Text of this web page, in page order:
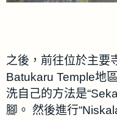
之後，前往位於主要
Batukaru Temple地
洗自己的方法是
腳。 然後進行